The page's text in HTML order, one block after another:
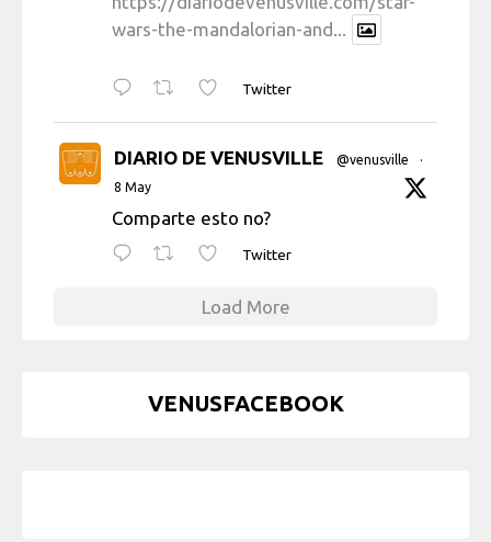
wars-the-mandalorian-and...
Twitter
DIARIO DE VENUSVILLE @venusville
·
8 May
Comparte esto no?
Twitter
Load More
VENUSFACEBOOK